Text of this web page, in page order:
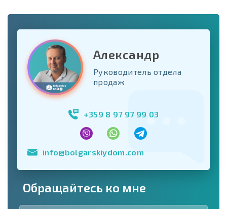
Александр
Руководитель отдела
продаж
+359 8 97 97 99 03
info@bolgarskiydom.com
Обращайтесь ко мне